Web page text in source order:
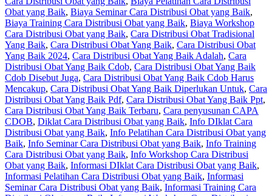
Obat yang Baik, Biaya Seminar Cara Distribusi Obat yang Baik,
Biaya Training Cara Distribusi Obat yang Baik, Biaya Workshop
Cara Distribusi Obat yang Baik, Cara Distribusi Obat Tradisional
Yang Baik, Cara Distribusi Obat Yang Baik, Cara Distribusi Obat
Yang Baik 2024, Cara Distribusi Obat Yang Baik Adalah, Cara
Distribusi Obat Yang Baik Cdob, Cara Distribusi Obat Yang Baik
Cdob Disebut Juga, Cara Distribusi Obat Yang Baik Cdob Harus
Mencakup, Cara Distribusi Obat Yang Baik Diperlukan Untuk, Cara
Distribusi Obat Yang Baik Pdf, Cara Distribusi Obat Yang Baik Ppt,
Cara Distribusi Obat Yang Baik Terbaru, Cara penyusunan CAPA
CDOB, Diklat Cara Distribusi Obat yang Baik, Info DIklat Cara
Distribusi Obat yang Baik, Info Pelatihan Cara Distribusi Obat yang
Baik, Info Seminar Cara Distribusi Obat yang Baik, Info Training
Cara Distribusi Obat yang Baik, Info Workshop Cara Distribusi
Obat yang Baik, Informasi DIklat Cara Distribusi Obat yang Baik,
Informasi Pelatihan Cara Distribusi Obat yang Baik, Informasi
Seminar Cara Distribusi Obat yang Baik, Informasi Training Cara